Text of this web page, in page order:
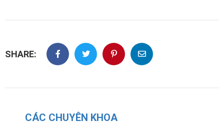
SHARE:
CÁC CHUYÊN KHOA